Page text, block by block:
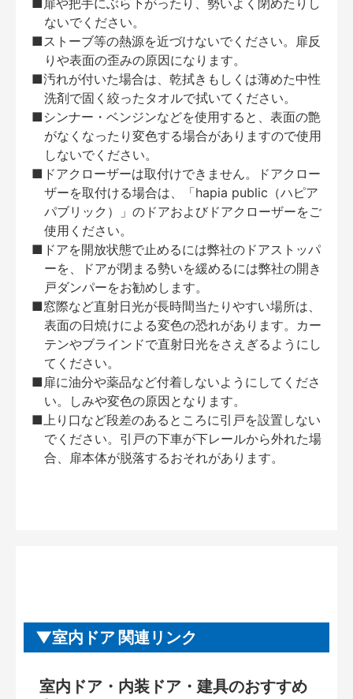
■扉や把手にぶら下がったり、勢いよく閉めたりし
ないでください。
■ストーブ等の熱源を近づけないでください。扉反
りや表面の歪みの原因になります。
■汚れが付いた場合は、乾拭きもしくは薄めた中性
洗剤で固く絞ったタオルで拭いてください。
■シンナー・ベンジンなどを使用すると、表面の艶
がなくなったり変色する場合がありますので使用
しないでください。
■ドアクローザーは取付けできません。ドアクロー
ザーを取付ける場合は、「hapia public（ハピア
パブリック）」のドアおよびドアクローザーをご
使用ください。
■ドアを開放状態で止めるには弊社のドアストッパ
ーを、ドアが閉まる勢いを緩めるには弊社の開き
戸ダンパーをお勧めします。
■窓際など直射日光が長時間当たりやすい場所は、
表面の日焼けによる変色の恐れがあります。カー
テンやブラインドで直射日光をさえぎるようにし
てください。
■扉に油分や薬品など付着しないようにしてくださ
い。しみや変色の原因となります。
■上り口など段差のあるところに引戸を設置しない
でください。引戸の下車が下レールから外れた場
合、扉本体が脱落するおそれがあります。
室内ドア 関連リンク
室内ドア・内装ドア・建具のおすすめ